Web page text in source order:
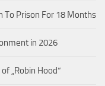
To Prison For 18 Months
in 2026
„Robin Hood“